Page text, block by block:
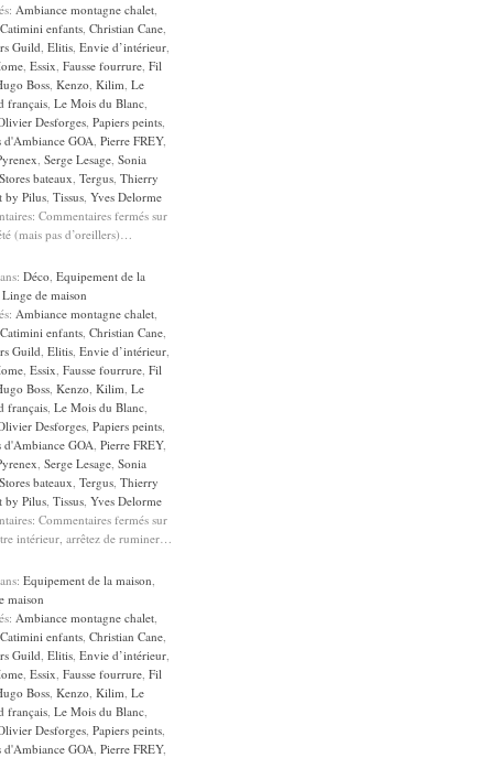
Ambiance montagne chalet,
Catimini enfants, Christian Cane,
Guild, Elitis, Envie d’intérieur,
, Essix, Fausse fourrure, Fil
Boss, Kenzo, Kilim, Le
français, Le Mois du Blanc,
Desforges, Papiers peints,
d'Ambiance GOA, Pierre FREY,
, Serge Lesage, Sonia
Stores bateaux, Tergus, Thierry
by Pilus, Tissus, Yves Delorme
Commentaires fermés sur
(mais pas d’oreillers)…
Déco, Equipement de la
Linge de maison
Ambiance montagne chalet,
Catimini enfants, Christian Cane,
Guild, Elitis, Envie d’intérieur,
, Essix, Fausse fourrure, Fil
Boss, Kenzo, Kilim, Le
français, Le Mois du Blanc,
Desforges, Papiers peints,
d'Ambiance GOA, Pierre FREY,
, Serge Lesage, Sonia
Stores bateaux, Tergus, Thierry
by Pilus, Tissus, Yves Delorme
Commentaires fermés sur
intérieur, arrêtez de ruminer…
Equipement de la maison,
maison
Ambiance montagne chalet,
Catimini enfants, Christian Cane,
Guild, Elitis, Envie d’intérieur,
, Essix, Fausse fourrure, Fil
Boss, Kenzo, Kilim, Le
français, Le Mois du Blanc,
Desforges, Papiers peints,
d'Ambiance GOA, Pierre FREY,